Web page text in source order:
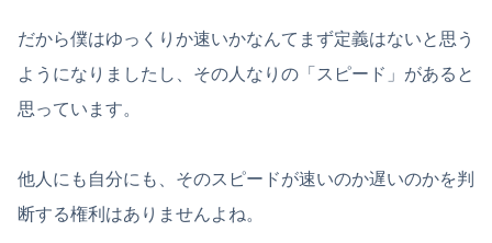
だから僕はゆっくりか速いかなんてまず定義はないと思う
ようになりましたし、その人なりの「スピード」があると
思っています。
他人にも自分にも、そのスピードが速いのか遅いのかを判
断する権利はありませんよね。